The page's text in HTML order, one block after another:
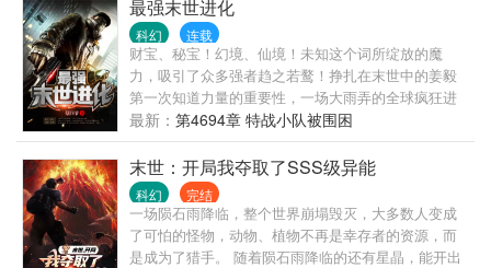
最强末世进化
科幻 连载
财宝、秘宝！幻境、仙境！未知这个词所绽放的魔
力，吸引了众多强者趋之若鹜！挣扎在末世中的姜毅
第一次知道力量的重要性，一场大雨弄的全球疯狂进
化，能力者与凶兽、丧尸永远不会和平共处，想要生
存，就只有拼尽全力！！末世突临，丧尸遍地！没有
觉醒过异能的姜毅沦为炮灰，被人遗弃在了宿舍内。
鼓起勇气千辛万苦终于击杀了一头丧尸，居然激发出
了．．．．．
最新： 第4694章 特战小队被围困
末世：开局我夺取了SSS级异能
科幻 完结
一场陨石雨降临，整个世界崩塌毁灭，大多数人变成
了可怕的怪物，动物、植物不再是幸存者的资源，而
是成为了猎手。 随着陨石雨降临的还有星晶，能开出